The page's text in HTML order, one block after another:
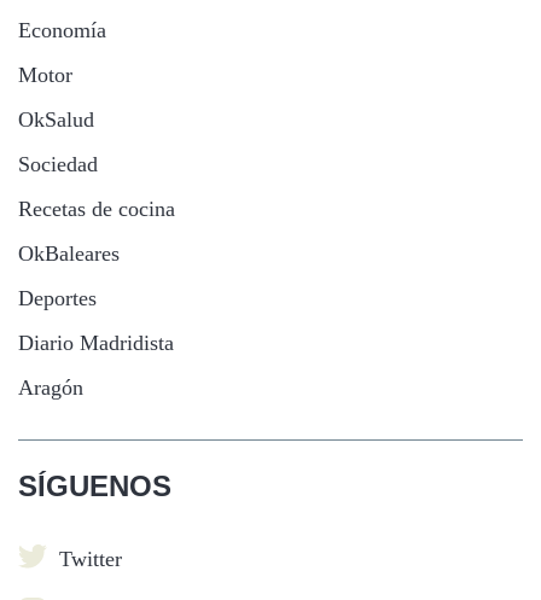
Economía
Motor
OkSalud
Sociedad
Recetas de cocina
OkBaleares
Deportes
Diario Madridista
Aragón
SÍGUENOS
Twitter